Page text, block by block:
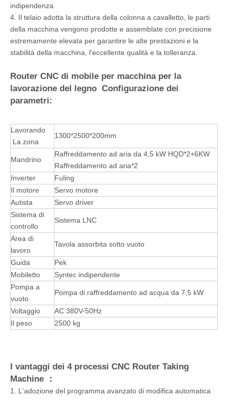
indipendenza.
4. Il telaio adotta la struttura della colonna a cavalletto, le parti
della macchina vengono prodotte e assemblate con precisione
estremamente elevata per garantire le alte prestazioni e la
stabilità della macchina, l'eccellente qualità e la tolleranza.
Router CNC di mobile per macchina per la
lavorazione del legno Configurazione dei
parametri:
Lavorando
La zona
1300*2500*200mm
Mandrino
Raffreddamento ad aria da 4,5 kW HQD*2+6KW
Raffreddamento ad aria*2
Inverter
Fuling
Il motore
Servo motore
Autista
Servo driver
Sistema di
controllo
Sistema LNC
Area di
lavoro
Tavola assorbita sotto vuoto
Guida
Pek
Mobiletto
Syntec indipendente
Pompa a
vuoto
Pompa di raffreddamento ad acqua da 7,5 kW
Voltaggio
AC 380V-50Hz
Il peso
2500 kg
I vantaggi dei 4 processi CNC Router Taking
Machine ：
1. L'adozione del programma avanzato di modifica automatica